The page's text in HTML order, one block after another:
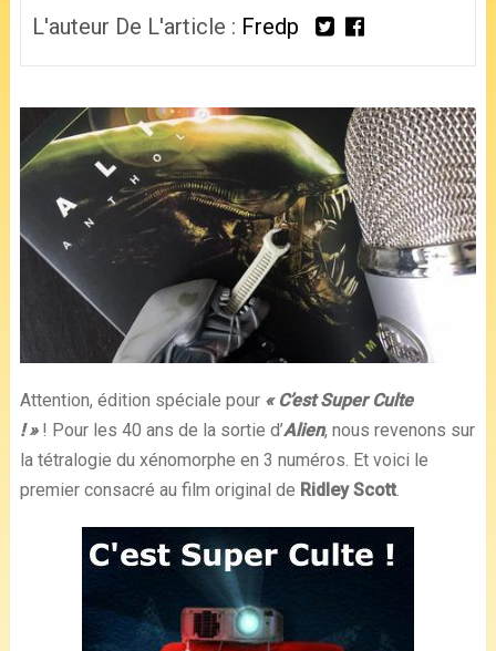
L'auteur De L'article : Fredp
Attention, édition spéciale pour « C’est Super Culte
! » ! Pour les 40 ans de la sortie d’Alien, nous revenons sur
la tétralogie du xénomorphe en 3 numéros. Et voici le
premier consacré au film original de Ridley Scott.